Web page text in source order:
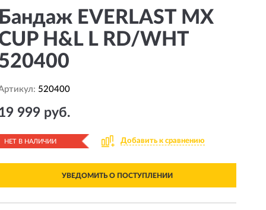
EVERLAST MX
H&L L RD/WHT
520400
999 руб.
НЕТ В НАЛИЧИИ Добавить к сравнению
УВЕДОМИТЬ О ПОСТУПЛЕНИИ